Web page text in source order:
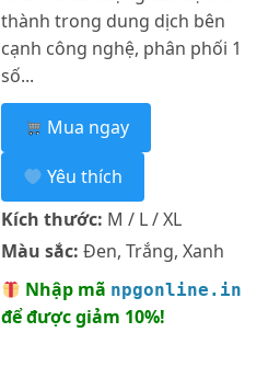
thành trong dung dịch bên
cạnh công nghệ, phân phối 1
số...
Mua ngay
Yêu thích
Kích thước: M / L / XL
Màu sắc: Đen, Trắng, Xanh
Nhập mã npgonline.in
để được giảm 10%!